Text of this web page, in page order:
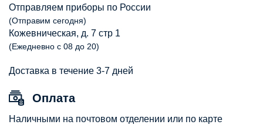
Отправляем приборы по России
(Отправим сегодня)
Кожевническая, д. 7 стр 1
(Ежедневно с 08 до 20)
Доставка в течение 3-7 дней
Оплата
Наличными на почтовом отделении или по карте